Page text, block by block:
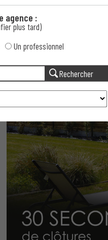
UN CLIC POUR DÉCOUVRIR
agence :
plus tard)
Un professionnel
Rechercher